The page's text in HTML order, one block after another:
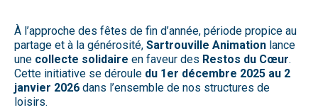
À l’approche des fêtes de fin d’année, période propice au
partage et à la générosité, Sartrouville Animation lance
une collecte solidaire en faveur des Restos du Cœur.
Cette initiative se déroule du 1er décembre 2025 au 2
janvier 2026 dans l’ensemble de nos structures de
loisirs.